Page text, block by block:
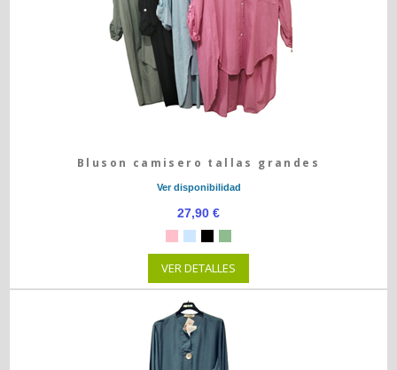
Bluson camisero tallas grandes
Ver disponibilidad
27,90 €
VER DETALLES